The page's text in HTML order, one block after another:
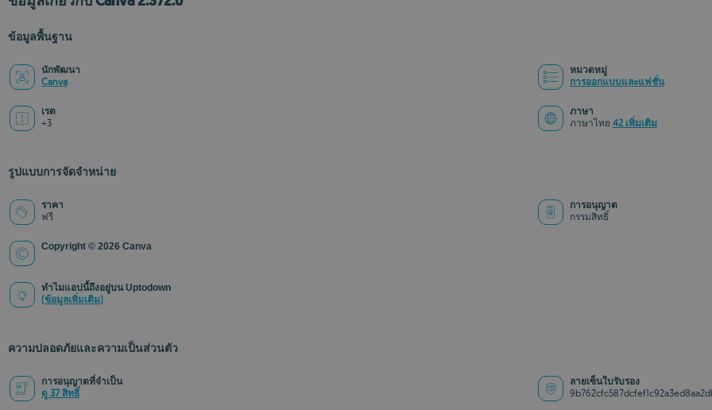
ข้อมูลพื้นฐาน
นักพัฒนา
Canva
หมวดหมู่
การออกแบบและแฟชั่น
เรต
+3
ภาษา
ภาษาไทย 42 เพิ่มเติม
รูปแบบการจัดจำหน่าย
ราคา
ฟรี
การอนุญาต
กรรมสิทธิ์
Copyright © 2026 Canva
ทำไมแอปนี้ถึงอยู่บน Uptodown
(ข้อมูลเพิ่มเติม)
ความปลอดภัยและความเป็นส่วนตัว
การอนุญาตที่จำเป็น
ดู 37 สิทธิ์
ลายเซ็นใบรับรอง